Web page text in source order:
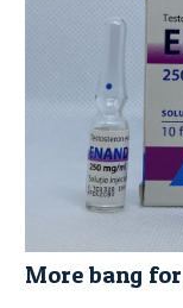
More bang